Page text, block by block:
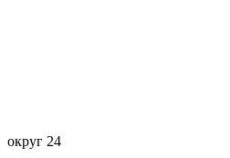
округ 24